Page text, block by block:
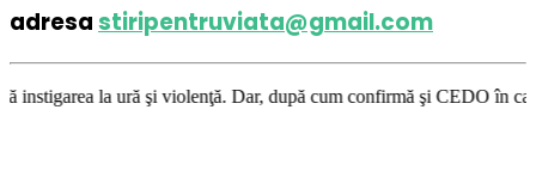
adresastiripentruviata@gmail.com
şi violenţă. Dar, după cum confirmă şi CEDO în cazul Handyside